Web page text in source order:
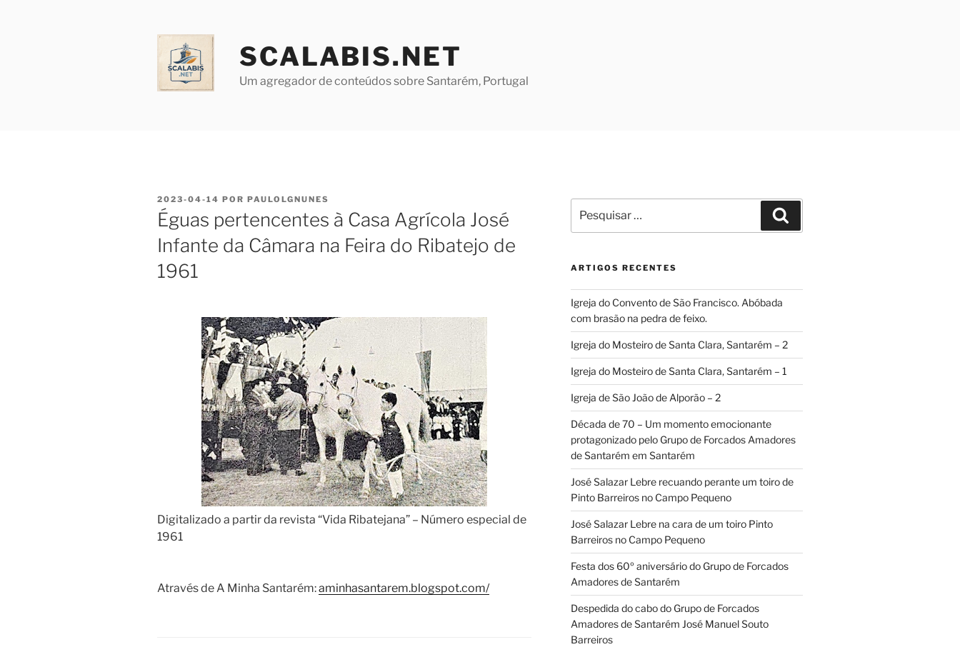
SCALABIS.NET
Um agregador de conteúdos sobre Santarém, Portugal
PUBLICADO
EM
2023-04-14 POR PAULOLGNUNES
Éguas pertencentes à Casa Agrícola José
Infante da Câmara na Feira do Ribatejo de
1961
Digitalizado a partir da revista “Vida Ribatejana” – Número especial de
1961
Através de A Minha Santarém:aminhasantarem.blogspot.com/
por:
ARTIGOS RECENTES
Igreja do Convento de São Francisco. Abóbada
com brasão na pedra de feixo.
Igreja do Mosteiro de Santa Clara, Santarém – 2
Igreja do Mosteiro de Santa Clara, Santarém – 1
Igreja de São João de Alporão – 2
Década de 70 – Um momento emocionante
protagonizado pelo Grupo de Forcados Amadores
de Santarém em Santarém
José Salazar Lebre recuando perante um toiro de
Pinto Barreiros no Campo Pequeno
José Salazar Lebre na cara de um toiro Pinto
Barreiros no Campo Pequeno
Festa dos 60º aniversário do Grupo de Forcados
Amadores de Santarém
Despedida do cabo do Grupo de Forcados
Amadores de Santarém José Manuel Souto
Barreiros